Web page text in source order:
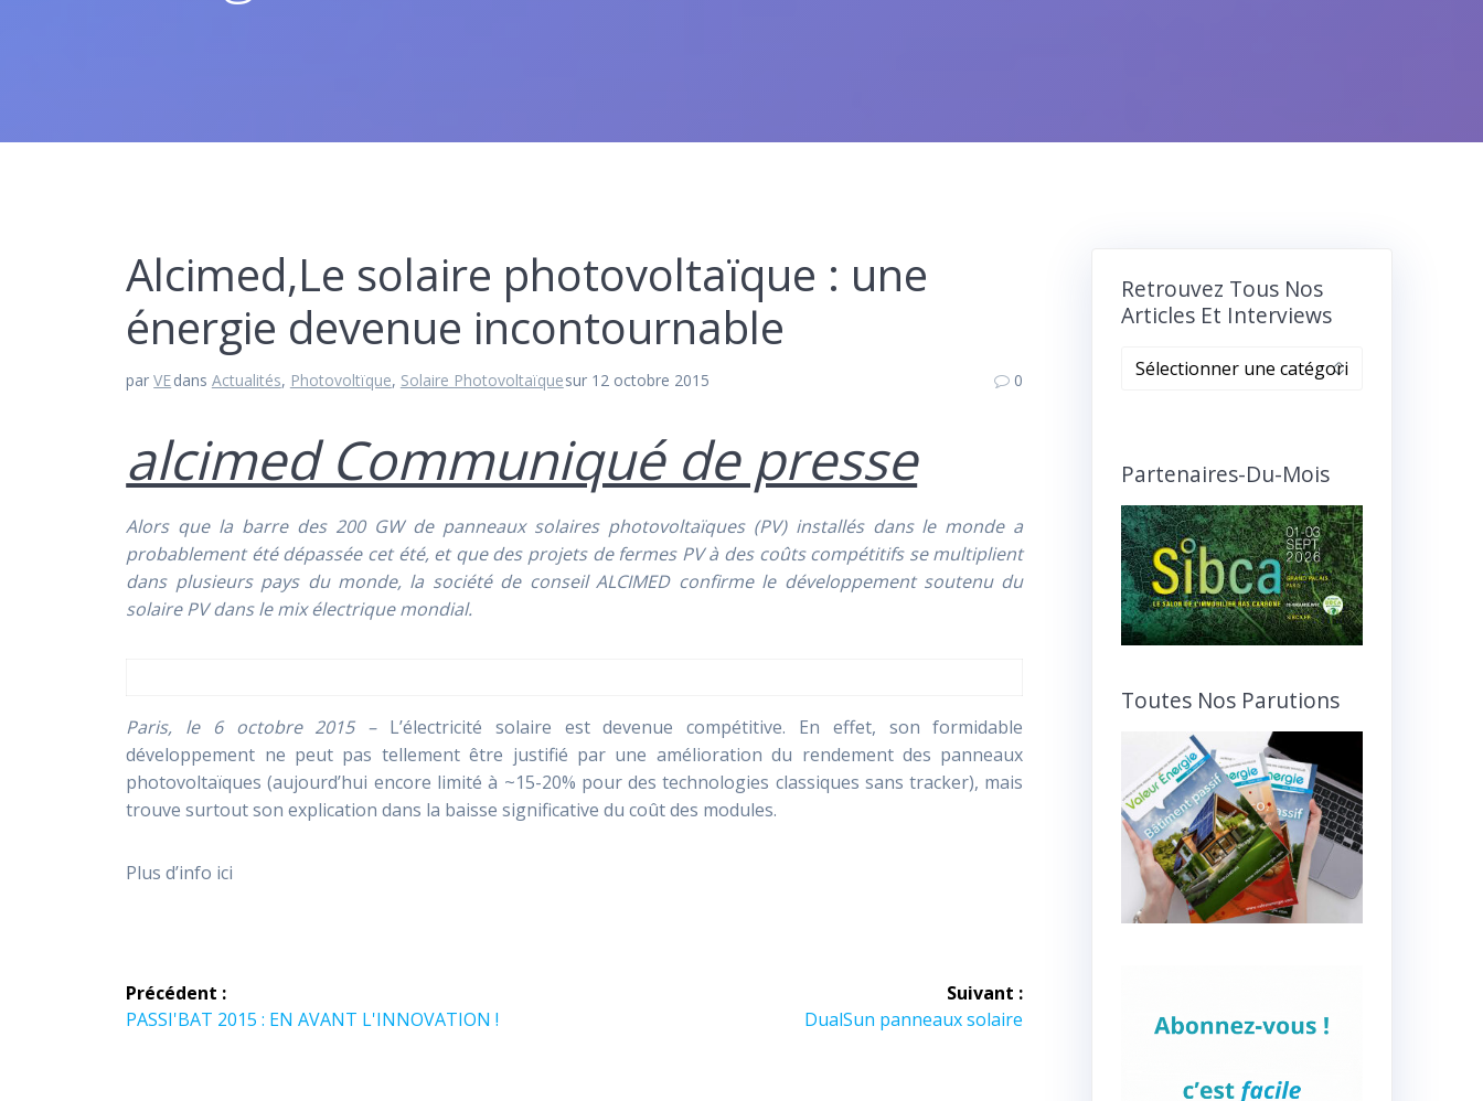
Alcimed,Le solaire photovoltaïque : une
énergie devenue incontournable
parVEdans Actualités, Photovoltïque, Solaire Photovoltaïquesur 12 octobre 2015 0
alcimed Communiqué de presse
Alors que la barre des 200 GW de panneaux solaires photovoltaïques (PV) installés dans le monde a
probablement été dépassée cet été, et que des projets de fermes PV à des coûts compétitifs se multiplient
dans plusieurs pays du monde, la société de conseil ALCIMED confirme le développement soutenu du
solaire PV dans le mix électrique mondial.
Paris, le 6 octobre 2015 – L’électricité solaire est devenue compétitive. En effet, son formidable
développement ne peut pas tellement être justifié par une amélioration du rendement des panneaux
photovoltaïques (aujourd’hui encore limité à ~15-20% pour des technologies classiques sans tracker), mais
trouve surtout son explication dans la baisse significative du coût des modules.
Plus d’info ici
Navigation
de
Précédent :
Article
PASSI'BAT 2015 : EN AVANT L'INNOVATION !
Suivant :
Article
DualSun panneaux solaire
Retrouvez Tous Nos
Articles Et Interviews
Retrouvez
et
Partenaires-Du-Mois
Toutes Nos Parutions